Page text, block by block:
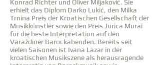
Konrad Richter und Oliver Miljaković. Sie
erhielt das Diplom Darko Lukić, den Milka
Trnina Preis der Kroatischen Gesellschaft der
Musikkünstler sowie den Preis Jurica Murai
für die beste Interpretation auf den
Varaždiner Barockabenden. Bereits seit
vielen Saisonen ist Ivana Lazar in der
kroatischen Musikszene als herausragende